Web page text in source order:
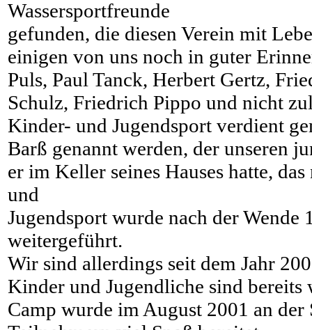
Wassersportfreunde
gefunden, die diesen Verein mit
einigen von uns noch in guter
Puls, Paul Tanck, Herbert Gertz,
Schulz, Friedrich Pippo und nicht
Kinder- und Jugendsport verdient
Barß genannt werden, der unseren
er im Keller seines Hauses hatte,
und
Jugendsport wurde nach der
weitergeführt.
Wir sind allerdings seit dem Jahr
Kinder und Jugendliche sind bereits
Camp wurde im August 2001 an